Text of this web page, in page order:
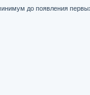
до появления